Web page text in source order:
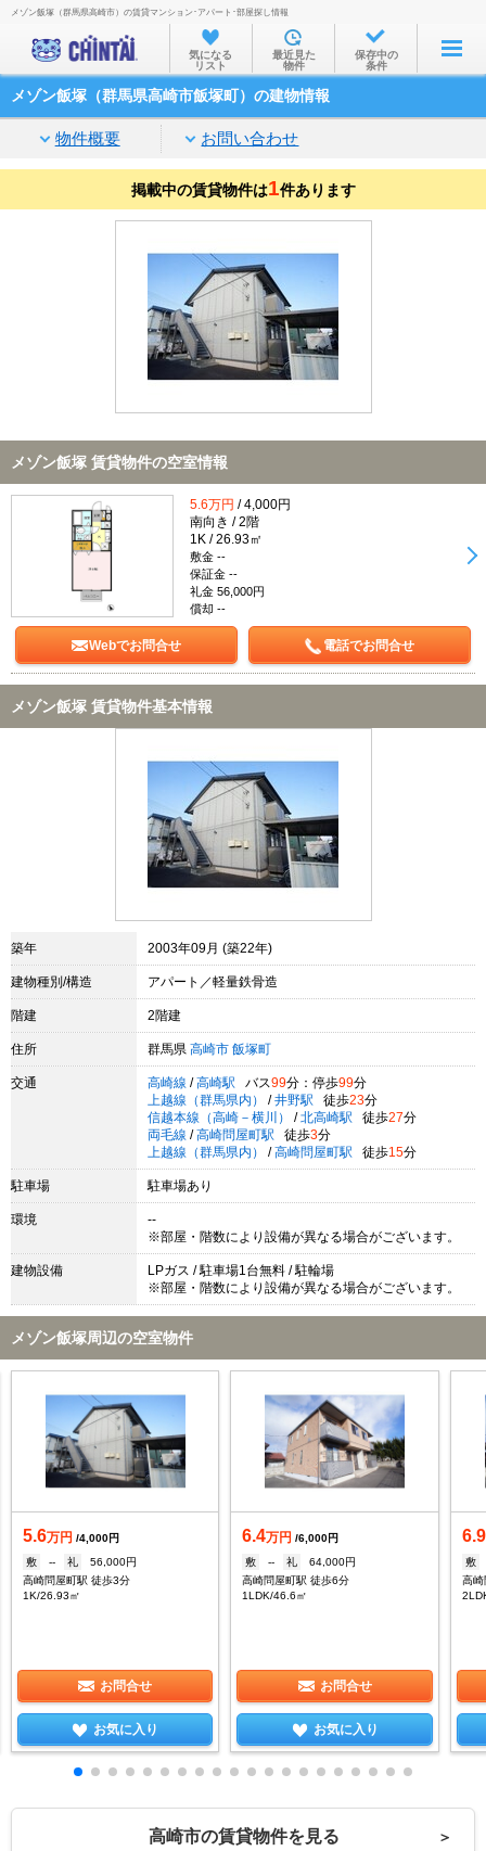
お部屋を探す
沿線・駅から
住所から
家賃相場から
通勤通学時間から
不動産会社から
TOP
メゾン飯塚（群馬県高崎市）の賃貸マンション･アパート･部屋探し情報
気になる
リスト
最近見た
物件
保存中の
条件
メゾン飯塚（群馬県高崎市飯塚町）の建物情報
物件概要 お問い合わせ
掲載中の賃貸物件は1件あります
メゾン飯塚 賃貸物件の空室情報
5.6万円 / 4,000円
南向き / 2階
1K / 26.93㎡
敷金 --
保証金 --
礼金 56,000円
償却 --
Webでお問合せ 電話でお問合せ
メゾン飯塚 賃貸物件基本情報
築年 2003年09月 (築22年)
建物種別/構造 アパート／軽量鉄骨造
階建 2階建
住所 群馬県 高崎市 飯塚町
交通 高崎線 / 高崎駅 バス99分：停歩99分
上越線（群馬県内）
/ 井野駅 徒歩23分
信越本線（高崎－横川）
/ 北高崎駅 徒歩27分
両毛線 / 高崎問屋町駅 徒歩3分
上越線（群馬県内）
/ 高崎問屋町駅 徒歩15分
駐車場 駐車場あり
環境
--
※部屋・階数により設備が異なる場合がございます。
建物設備
LPガス / 駐車場1台無料 / 駐輪場
※部屋・階数により設備が異なる場合がございます。
メゾン飯塚周辺の空室物件
5.6万円 /4,000円
敷
-- 礼
56,000円
高崎問屋町駅 徒歩3分
1K/26.93㎡
お問合せ
お気に入り
6.4万円 /6,000円
敷
-- 礼
64,000円
高崎問屋町駅 徒歩6分
1LDK/46.6㎡
お問合せ
お気に入り
6.9
敷
高崎
高崎市の賃貸物件を見る ＞